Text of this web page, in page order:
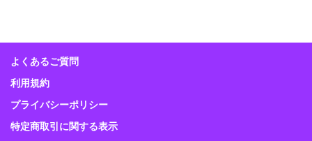
よくあるご質問
利用規約
プライバシーポリシー
特定商取引に関する表示